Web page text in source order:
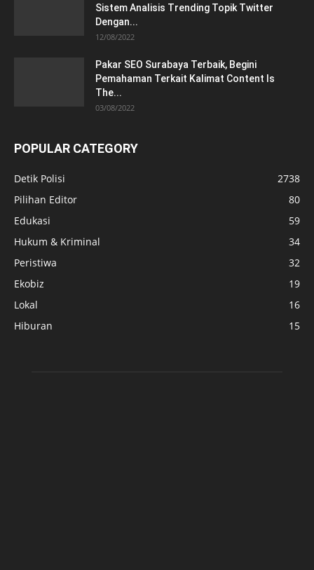
Sistem Analisis Trending Topik Twitter
Dengan...
12/08/2022
Pakar SEO Surabaya Terbaik, Begini
Pemahaman Terkait Kalimat Content Is
The...
03/08/2022
POPULAR CATEGORY
Detik Polisi
2738
Pilihan Editor
80
Edukasi
59
Hukum & Kriminal
34
Peristiwa
32
Ekobiz
19
Lokal
16
Hiburan
15